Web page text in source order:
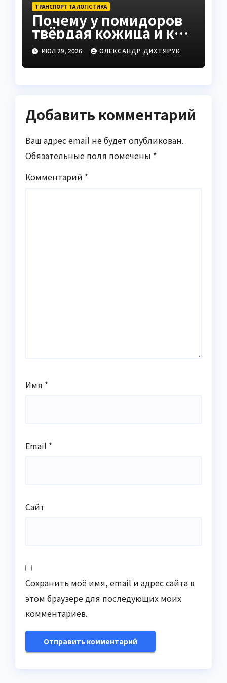
ТРАНСПОРТ ТА ЛОГІСТИКА
Почему у помидоров
твёрдая кожица и как
это исправить
ИЮЛ 29, 2026 ОЛЕКСАНДР ДИХТЯРУК
Добавить комментарий
Ваш адрес email не будет опубликован.
Обязательные поля помечены *
Комментарий *
Имя *
Email *
Сайт
Сохранить моё имя, email и адрес сайта в
этом браузере для последующих моих
комментариев.